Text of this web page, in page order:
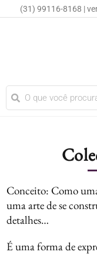
(31) 99116-8168 |
Conceito: Como
uma arte de se
detalhes…
É uma forma de